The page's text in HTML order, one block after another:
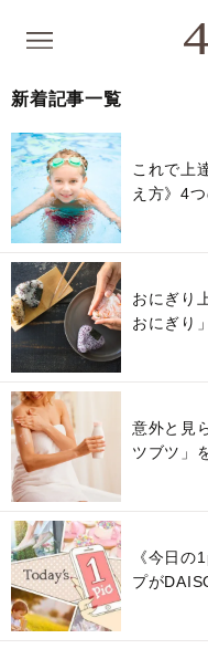
新着記事一覧
これで上
え方》4
おにぎり
おにぎり
意外と見
ツブツ」
《今日の
プが